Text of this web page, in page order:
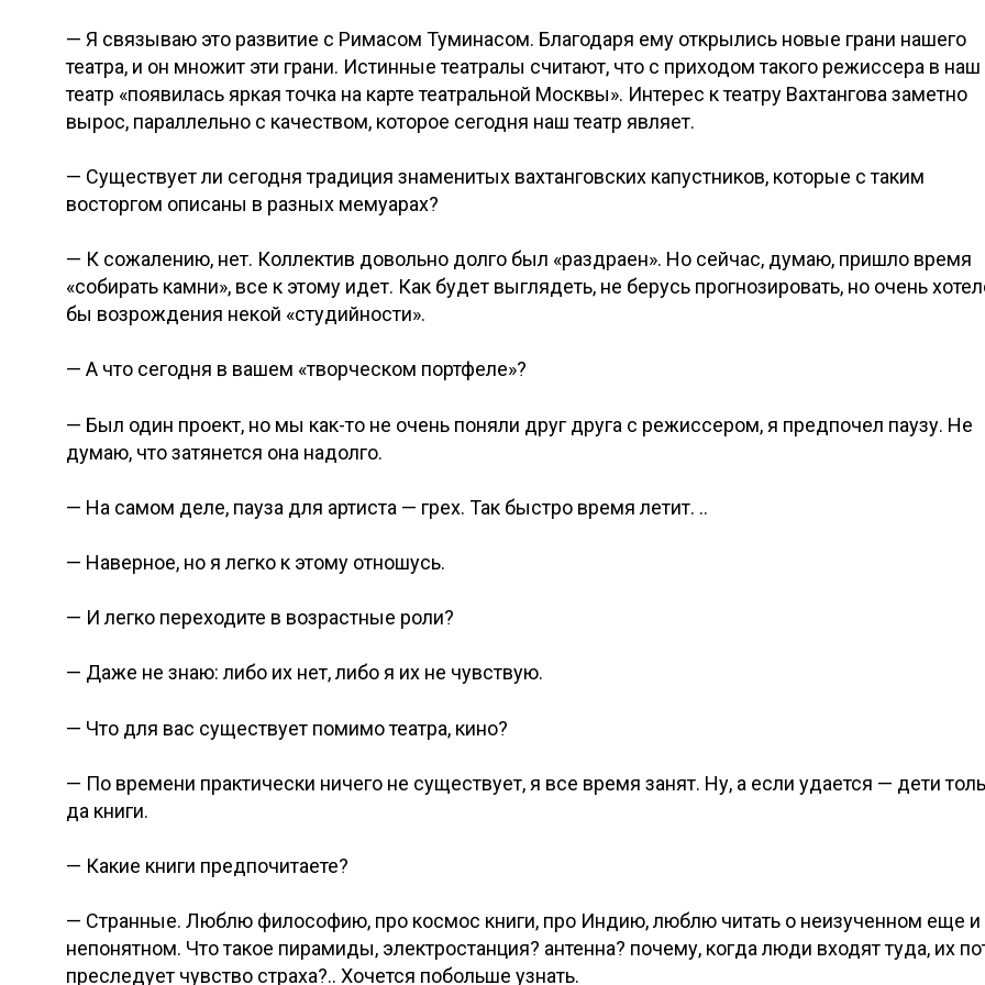
— Я связываю это развитие с Римасом Туминасом. Благодаря ему открылись новые грани нашего
театра, и он множит эти грани. Истинные театралы считают, что с приходом такого режиссера в наш
театр «появилась яркая точка на карте театральной Москвы». Интерес к театру Вахтангова заметно
вырос, параллельно с качеством, которое сегодня наш театр являет.
— Существует ли сегодня традиция знаменитых вахтанговских капустников, которые с таким
восторгом описаны в разных мемуарах?
— К сожалению, нет. Коллектив довольно долго был «раздраен». Но сейчас, думаю, пришло время
«собирать камни», все к этому идет. Как будет выглядеть, не берусь прогнозировать, но очень
бы возрождения некой «студийности».
— А что сегодня в вашем «творческом портфеле»?
— Был один проект, но мы как-то не очень поняли друг друга с режиссером, я предпочел паузу. Не
думаю, что затянется она надолго.
— На самом деле, пауза для артиста — грех. Так быстро время летит. ..
— Наверное, но я легко к этому отношусь.
— И легко переходите в возрастные роли?
— Даже не знаю: либо их нет, либо я их не чувствую.
— Что для вас существует помимо театра, кино?
— По времени практически ничего не существует, я все время занят. Ну, а если удается — дети
да книги.
— Какие книги предпочитаете?
— Странные. Люблю философию, про космос книги, про Индию, люблю читать о неизученном еще и
непонятном. Что такое пирамиды, электростанция? антенна? почему, когда люди входят туда, их
преследует чувство страха?.. Хочется побольше узнать.